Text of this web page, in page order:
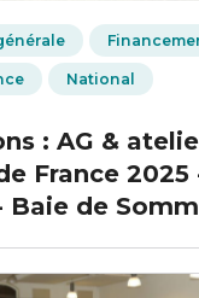
National
: AG &
France 2025
Baie de